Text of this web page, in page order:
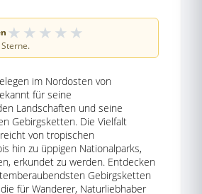
★ ★ ★ ★ ★
im Nordosten von
für seine
Landschaften und seine
Gebirgsketten. Die Vielfalt
von tropischen
hin zu üppigen Nationalparks,
erkundet zu werden. Entdecken
Gebirgsketten
für Wanderer, Naturliebhaber